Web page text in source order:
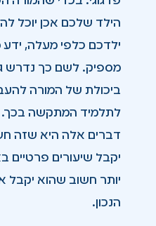
הילד שלכם אכן יוכל
ילדכם כלפי מעלה, ידע
מספיק. לשם כך נדרש
ביכולת של המורה
לתלמיד המתקשה
דברים אלה היא שזה
יקבל שיעורים פרטיים
יותר חשוב שהוא יקבל
הנכון.